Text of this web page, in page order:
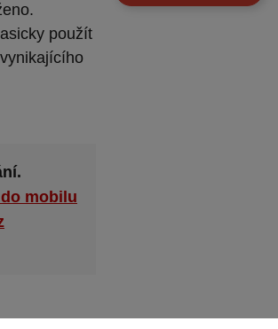
použít
mobilu